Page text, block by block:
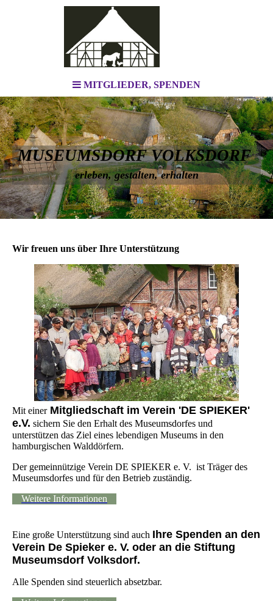
MITGLIEDER, SPENDEN
MUSEUMSDORF VOLKSDORF
erleben, gestalten, erhalten
Wir freuen uns über Ihre Unterstützung
Mit einerMitgliedschaft im Verein 'DE SPIEKER'
e.V. sichern Sie den Erhalt des Museumsdorfes und
unterstützen das Ziel eines lebendigen Museums in den
hamburgischen Walddörfern.
Der gemeinnützige Verein DE SPIEKER e. V. ist Träger des
Museumsdorfes und für den Betrieb zuständig.
Weitere Informationen
Eine große Unterstützung sind auch Ihre Spenden an den
Verein De Spieker e. V. oder an die Stiftung
Museumsdorf Volksdorf.
Alle Spenden sind steuerlich absetzbar.